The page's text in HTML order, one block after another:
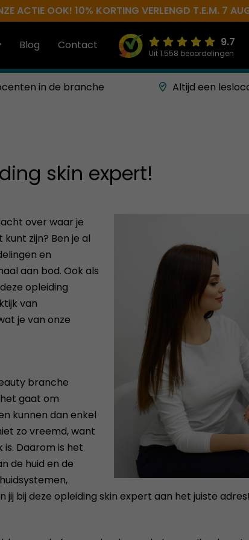
ACTIE OOK! 10% KORTING VERLENGD T.E.M. 7
Blog Contact 9.7
Uit 1.558 beoordelingen
in de branche Altijd een
skin expert!
over waar je
zijn? Ben je al
en
aan bod. Ook als
opleiding
van
je van onze
branche
gaat om
kunnen dan enkel
zo vreemd, want
Daarom is het
de huid en de
bij deze opleiding skin expert aan het juiste